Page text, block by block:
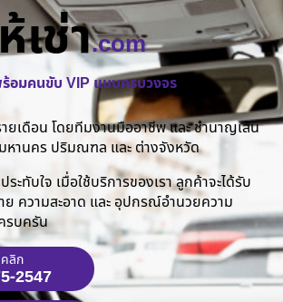
เช่า.com
ร้อมคนขับ VIP แบบครบวงจร
ายเดือน โดยทีมงานมืออาชีพ และ ชำนาญเส้น
หานคร ปริมณฑล และ ต่างจังหวัด
ะทับใจ เมื่อใช้บริการของเรา ลูกค้าจะได้รับ
ย ความสะอาด และ อุปกรณ์อำนวยความ
รบครัน
ลิก
2547